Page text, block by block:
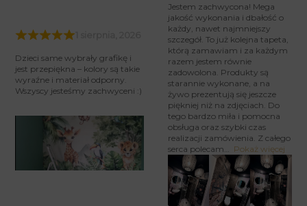
Dzieci same wybrały grafikę i
jest przepiękna – kolory są takie
wyraźne i materiał odporny.
Wszyscy jesteśmy zachwyceni :)
Jestem zachwycona! Mega
jakość wykonania i dbałość o
każdy, nawet najmniejszy
szczegół. To już kolejna tapeta,
którą zamawiam i za każdym
razem jestem równie
zadowolona. Produkty są
starannie wykonane, a na
żywo prezentują się jeszcze
piękniej niż na zdjęciach. Do
tego bardzo miła i pomocna
obsługa oraz szybki czas
realizacji zamówienia. Z całego
serca polecam
Pokaż więcej